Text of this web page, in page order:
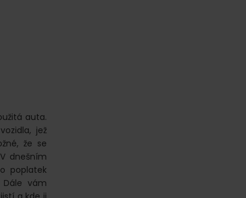
auta.
jež
že se
dnešním
poplatek
vám